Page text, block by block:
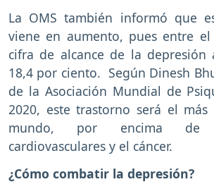
La OMS también informó que
viene en aumento, pues entre
cifra de alcance de la depresión
18,4 por ciento. Según Dinesh
de la Asociación Mundial de
2020, este trastorno será el
mundo, por encima de
cardiovasculares y el cáncer.
¿Cómo combatir la depresión?